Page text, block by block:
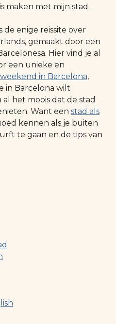
maken met mijn stad.
de enige reissite over
gemaakt door een
Hier vind je al
een unieke en
weekend in Barcelona,
in Barcelona wilt
het moois dat de stad
Want een stad als
kennen als je buiten
te gaan en de tips van